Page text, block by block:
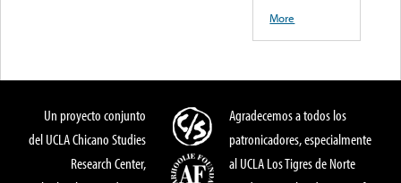
More
Un proyecto conjunto
del UCLA Chicano Studies
Research Center,
Agradecemos a todos los
patronicadores, especialmente
al UCLA Los Tigres de Norte